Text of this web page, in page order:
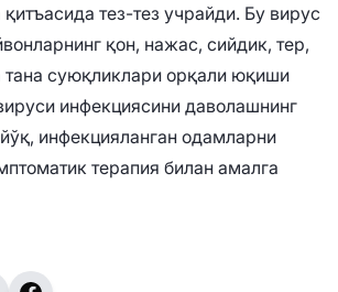
тез-тез учрайди. Бу вирус
қон, нажас, сийдик, тер,
тана суюқликлари орқали юқиши
инфекциясини даволашнинг
инфекцияланган одамларни
терапия билан амалга